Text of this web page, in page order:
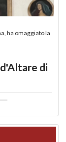
ha omaggiato la
di